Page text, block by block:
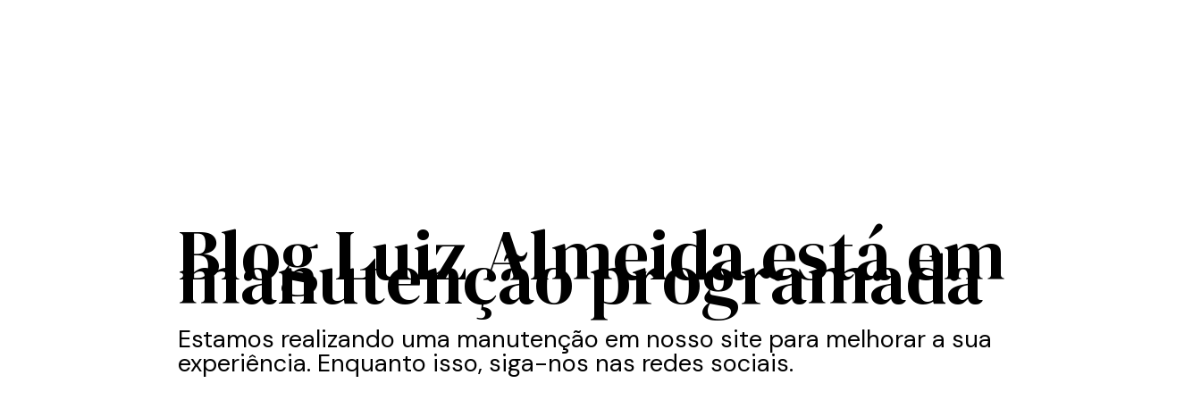
Blog Luiz Almeida está em
manutenção programada
Estamos realizando uma manutenção em nosso site para melhorar a sua
experiência. Enquanto isso, siga-nos nas redes sociais.